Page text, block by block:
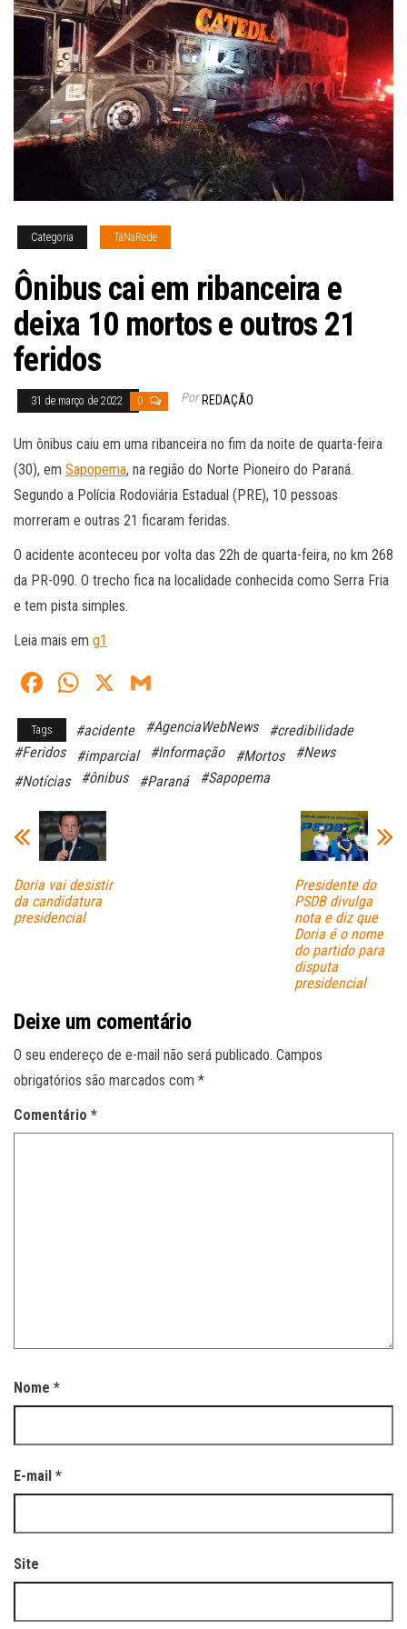
Categoria TáNaRede
Ônibus cai em ribanceira e
deixa 10 mortos e outros 21
feridos
31 de março de 2022 0 Por REDAÇÃO
Um ônibus caiu em uma ribanceira no fim da noite de quarta-feira
(30), em Sapopema, na região do Norte Pioneiro do Paraná.
Segundo a Polícia Rodoviária Estadual (PRE), 10 pessoas
morreram e outras 21 ficaram feridas.
O acidente aconteceu por volta das 22h de quarta-feira, no km 268
da PR-090. O trecho fica na localidade conhecida como Serra Fria
e tem pista simples.
Leia mais em g1
Fa
ce
bo
ok
W
ts
A
X
m
ail
Tags #acidente #AgenciaWebNews
#credibilidade
#Feridos
#imparcial #Informação #Mortos
#News
#Notícias
#ônibus #Paraná #Sapopema
Doria vai desistir
da candidatura
presidencial
Presidente do
PSDB divulga
nota e diz que
Doria é o nome
do partido para
disputa
presidencial
Deixe um comentário
O seu endereço de e-mail não será publicado. Campos
obrigatórios são marcados com *
Comentário *
Nome *
E-mail *
Site